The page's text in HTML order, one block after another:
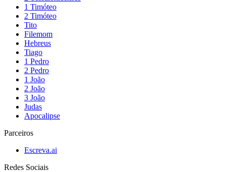
1 Timóteo
2 Timóteo
Tito
Filemom
Hebreus
Tiago
1 Pedro
2 Pedro
1 João
2 João
3 João
Judas
Apocalipse
Parceiros
Escreva.ai
Redes Sociais